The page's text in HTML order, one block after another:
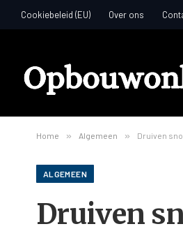
Cookiebeleid (EU) Over ons
Home » Algemeen » Druiven
ALGEMEEN
Druiven